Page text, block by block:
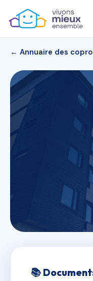
← Annuaire des
1R-
📚